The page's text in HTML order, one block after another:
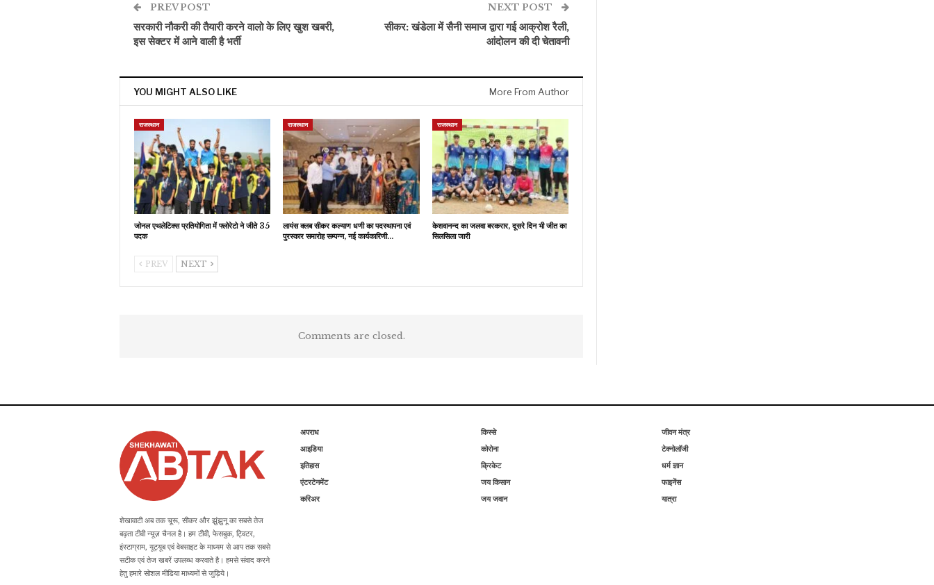
PREV POST
सरकारी नौकरी की तैयारी करने वालो के लिए खुश खबरी,
इस सेक्टर में आने वाली है भर्ती
NEXT POST
सीकर: खंडेला में सैनी समाज द्वारा गई आक्रोश रैली,
आंदोलन की दी चेतावनी
YOU MIGHT ALSO LIKE More From Author
राजस्थान
जोनल एथलेटिक्स प्रतियोगिता में फ्लोरेटो ने जीते 35
पदक
राजस्थान
लायंस क्लब सीकर कल्याण धणी का पदस्थापना एवं
पुरस्कार समारोह सम्पन्न, नई कार्यकारिणी…
राजस्थान
केशवानन्द का जलवा बरकरार, दूसरे दिन भी जीत का
सिलसिला जारी
PREV NEXT
Comments are closed.
शेखावाटी अब तक चूरू, सीकर और झुंझुनू का सबसे तेज
बढ़ता टीवी न्यूज़ चैनल है। हम टीवी, फेसबुक, ट्विटर,
इंस्टाग्राम, यूट्यूब एवं वेबसाइट के माध्यम से आप तक सबसे
सटीक एवं तेज खबरें उपलब्ध करवाते है। हमसे संवाद करने
हेतु हमारे सोशल मीडिया माध्यमों से जुड़िये।
अपराध
आइडिया
इतिहास
एंटरटेनमेंट
करिअर
किस्से
कोरोना
क्रिकेट
जय किसान
जय जवान
जीवन मंत्र
टेक्नोलॉजी
धर्म ज्ञान
फाइनेंस
यात्रा